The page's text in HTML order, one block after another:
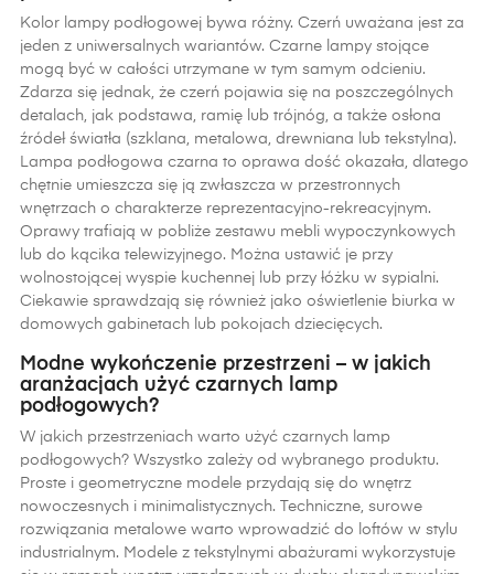
Kolor lampy podłogowej bywa różny. Czerń uważana jest za
jeden z uniwersalnych wariantów. Czarne lampy stojące
mogą być w całości utrzymane w tym samym odcieniu.
Zdarza się jednak, że czerń pojawia się na poszczególnych
detalach, jak podstawa, ramię lub trójnóg, a także osłona
źródeł światła (szklana, metalowa, drewniana lub tekstylna).
Lampa podłogowa czarna to oprawa dość okazała, dlatego
chętnie umieszcza się ją zwłaszcza w przestronnych
wnętrzach o charakterze reprezentacyjno-rekreacyjnym.
Oprawy trafiają w pobliże zestawu mebli wypoczynkowych
lub do kącika telewizyjnego. Można ustawić je przy
wolnostojącej wyspie kuchennej lub przy łóżku w sypialni.
Ciekawie sprawdzają się również jako oświetlenie biurka w
domowych gabinetach lub pokojach dziecięcych.
Modne wykończenie przestrzeni – w jakich
aranżacjach użyć czarnych lamp
podłogowych?
W jakich przestrzeniach warto użyć czarnych lamp
podłogowych? Wszystko zależy od wybranego produktu.
Proste i geometryczne modele przydają się do wnętrz
nowoczesnych i minimalistycznych. Techniczne, surowe
rozwiązania metalowe warto wprowadzić do loftów w stylu
industrialnym. Modele z tekstylnymi abażurami wykorzystuje